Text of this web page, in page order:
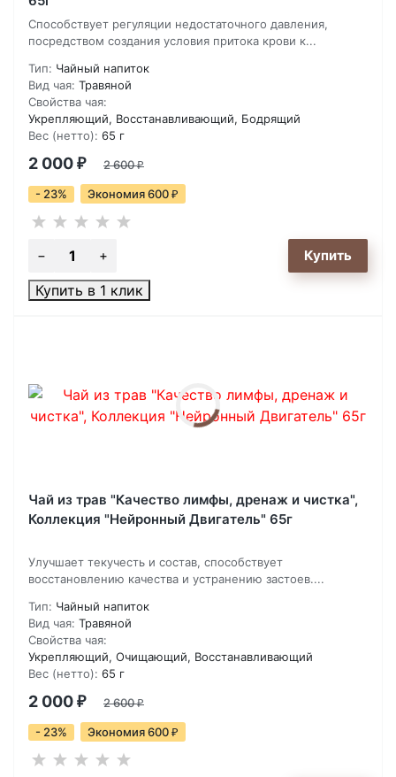
Способствует регуляции недостаточного давления,
посредством создания условия притока крови к...
Тип: Чайный напиток
Вид чая: Травяной
Свойства чая:
Укрепляющий, Восстанавливающий, Бодрящий
Вес (нетто): 65 г
2 000 ₽ 2 600₽
- 23% Экономия 600 ₽
Купить в 1 клик
Чай из трав "Качество лимфы, дренаж и чистка",
Коллекция "Нейронный Двигатель" 65г
Улучшает текучесть и состав, способствует
восстановлению качества и устранению застоев....
Тип: Чайный напиток
Вид чая: Травяной
Свойства чая:
Укрепляющий, Очищающий, Восстанавливающий
Вес (нетто): 65 г
2 000 ₽ 2 600₽
- 23% Экономия 600 ₽